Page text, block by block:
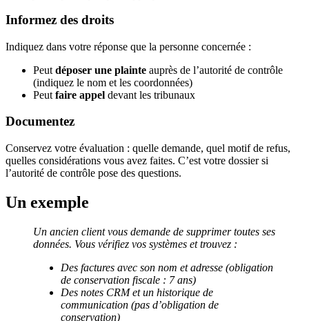
Informez des droits
Indiquez dans votre réponse que la personne concernée :
Peut déposer une plainte auprès de l’autorité de contrôle
(indiquez le nom et les coordonnées)
Peut faire appel devant les tribunaux
Documentez
Conservez votre évaluation : quelle demande, quel motif de refus,
quelles considérations vous avez faites. C’est votre dossier si
l’autorité de contrôle pose des questions.
Un exemple
Un ancien client vous demande de supprimer toutes ses
données. Vous vérifiez vos systèmes et trouvez :
Des factures avec son nom et adresse (obligation
de conservation fiscale : 7 ans)
Des notes CRM et un historique de
communication (pas d’obligation de
conservation)